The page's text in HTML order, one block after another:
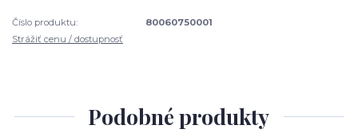
Číslo produktu:
80060750001
Strážiť cenu / dostupnosť
Podobné produkty